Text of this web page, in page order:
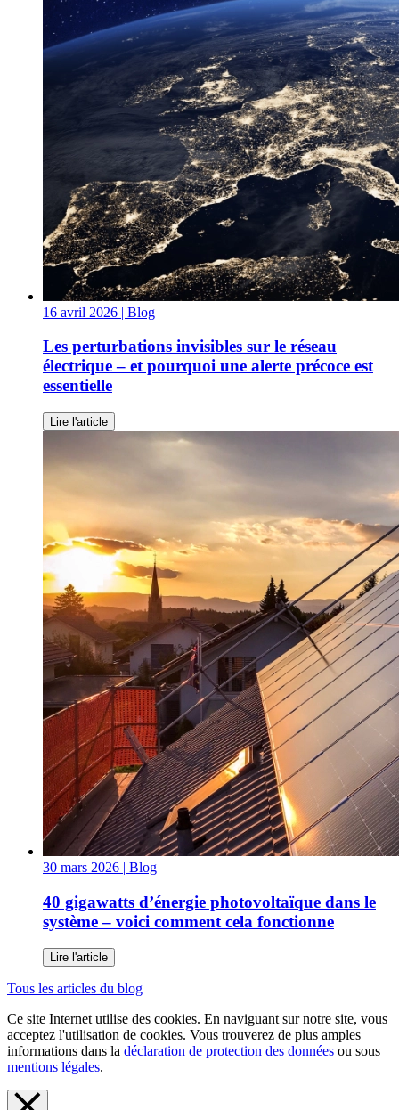
16 avril 2026 | Blog
Les perturbations invisibles sur le réseau
électrique – et pourquoi une alerte précoce est
essentielle
Lire l'article
30 mars 2026 | Blog
40 gigawatts d’énergie photovoltaïque dans le
système – voici comment cela fonctionne
Lire l'article
Tous les articles du blog
Ce site Internet utilise des cookies. En naviguant sur notre site, vous
acceptez l'utilisation de cookies. Vous trouverez de plus amples
informations dans la déclaration de protection des données ou sous
mentions légales.